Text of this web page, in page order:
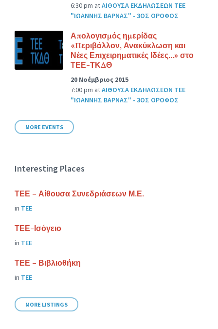
6:30 pm atΑΙΘΟΥΣΑ ΕΚΔΗΛΩΣΕΩΝ ΤΕΕ
"ΙΩΑΝΝΗΣ ΒΑΡΝΑΣ" - 3ΟΣ ΟΡΟΦΟΣ
Απολογισμός ημερίδας
«Περιβάλλον, Ανακύκλωση και
Νέες Επιχειρηματικές Ιδέες…» στο
ΤΕΕ-ΤΚΔΘ
20 Νοέμβριος 2015
7:00 pm atΑΙΘΟΥΣΑ ΕΚΔΗΛΩΣΕΩΝ ΤΕΕ
"ΙΩΑΝΝΗΣ ΒΑΡΝΑΣ" - 3ΟΣ ΟΡΟΦΟΣ
MORE EVENTS
Interesting Places
ΤΕΕ – Αίθουσα Συνεδριάσεων Μ.Ε.
in ΤΕΕ
ΤΕΕ-Ισόγειο
in ΤΕΕ
ΤΕΕ – Βιβλιοθήκη
in ΤΕΕ
MORE LISTINGS